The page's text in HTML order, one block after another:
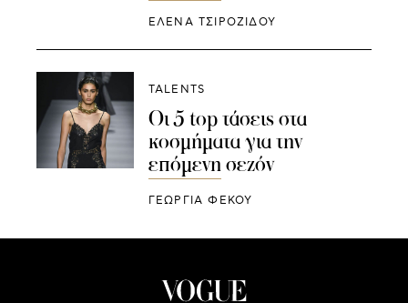
ΈΛΕΝΑ ΤΣΙΡΟΖΊΔΟΥ
TALENTS
Οι 5 top τάσεις στα
κοσμήματα για την
επόμενη σεζόν
ΓΕΩΡΓΙΑ ΦΕΚΟΥ